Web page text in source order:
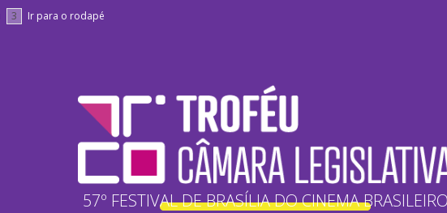
3 Ir para o rodapé
57º FESTIVAL DE BRASÍLIA DO CINEMA BRASILEIRO